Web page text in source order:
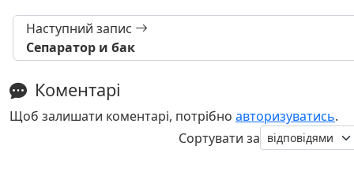
Наступний запис
Сепаратор и бак
Коментарі
Щоб залишати коментарі, потрібно авторизуватись.
Сортувати за